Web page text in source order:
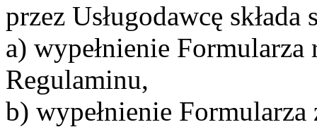
przez Usługodawcę
a) wypełnienie
Regulaminu,
b) wypełnienie Formularza